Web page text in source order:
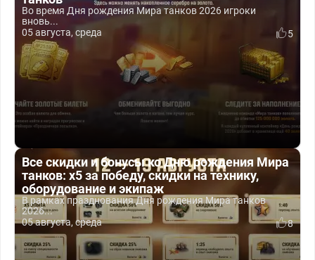
Во время Дня рождения Мира танков 2026 игроки
вновь...
05 августа, среда
5
Все скидки и бонусы ко Дню рождения Мира
танков: x5 за победу, скидки на технику,
оборудование и экипаж
В рамках празднования Дня рождения Мира танков
2026...
05 августа, среда
8